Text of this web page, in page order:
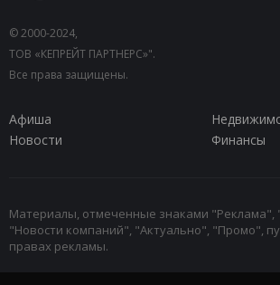
© 2000-2024,
ТОВ «КЕПРЕЙТ ПАРТНЕРС»".
Все права защищены.
Афиша
Новости
Финансы
Материалы, отмеченные знаками "Реклама",
"Новости компаний", "Актуально", "Промо",
правах рекламы.